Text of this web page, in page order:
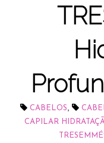
CABELOS
CAPILAR